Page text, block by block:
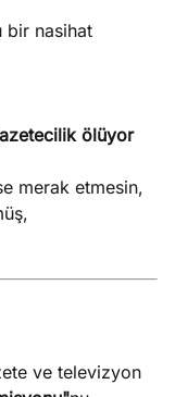
bir nasihat
ölüyor
merak etmesin,
ve televizyon